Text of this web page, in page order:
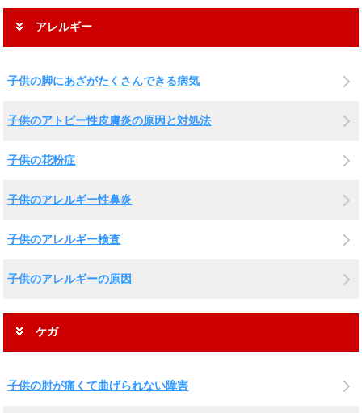
アレルギー
子供の脚にあざがたくさんできる病気
子供のアトピー性皮膚炎の原因と対処法
子供の花粉症
子供のアレルギー性鼻炎
子供のアレルギー検査
子供のアレルギーの原因
ケガ
子供の肘が痛くて曲げられない障害